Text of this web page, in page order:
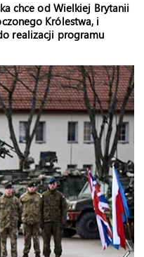
chce od Wielkiej Brytanii
Królestwa, i
realizacji programu